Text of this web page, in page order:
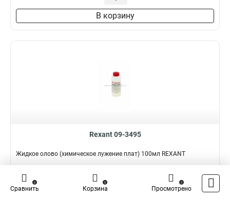
В корзину
Rexant 09-3495
Жидкое олово (химическое лужение плат) 100мл REXANT
Подробнее Сравнить
Наличие:
Сравнить
0
Корзина
0
Просмотрено
0